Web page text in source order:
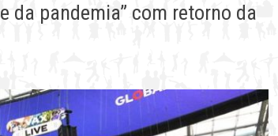
da pandemia” com retorno da